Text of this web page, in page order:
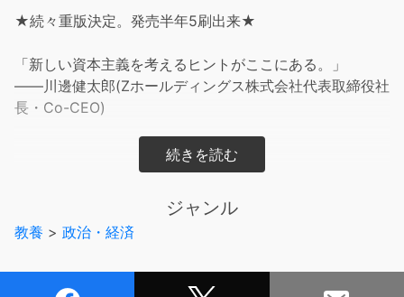
★続々重版決定。発売半年5刷出来★
「新しい資本主義を考えるヒントがここにある。」
——川邊健太郎(Zホールディングス株式会社代表取締役社
長・Co-CEO)
「メディアで"エコノミスト"の言ってることが
そういう人が、自分で経済を考えられる本です。」
ジャンル
教養 > 政治・経済